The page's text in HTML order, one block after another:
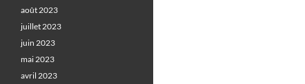
août 2023
juillet 2023
juin 2023
mai 2023
avril 2023